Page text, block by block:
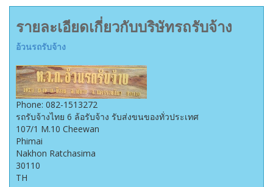
รายละเอียดเกี่ยวกับบริษัทรถรับจ้าง
อ้วนรถรับจ้าง
Phone: 082-1513272
รถรับจ้างไทย 6 ล้อรับจ้าง รับส่งขนของทั่วประเทศ
107/1 M.10 Cheewan
Phimai
Nakhon Ratchasima
30110
TH